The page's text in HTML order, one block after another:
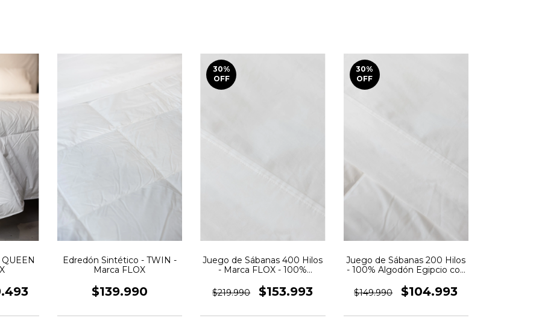
Edredón Sintético - TWIN -
Marca FLOX
$139.990
30%
OFF
Juego de Sábanas 400 Hilos
- Marca FLOX - 100%
- Color Blanco
$219.990 $153.993
30%
OFF
Juego de Sábanas 200 Hilos
- 100% Algodón Egipcio con
$149.990
$104.993